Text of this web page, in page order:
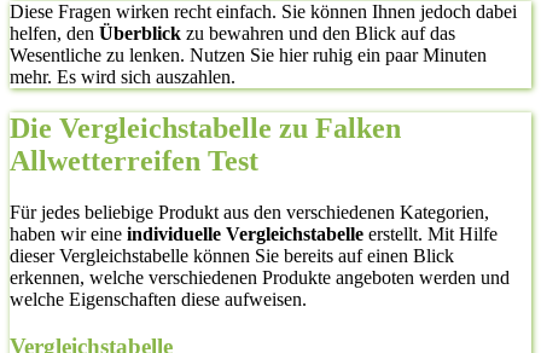
Diese Fragen wirken recht einfach. Sie können Ihnen jedoch dabei
helfen, den Überblick zu bewahren und den Blick auf das
Wesentliche zu lenken. Nutzen Sie hier ruhig ein paar Minuten
mehr. Es wird sich auszahlen.
Die Vergleichstabelle zu Falken
Allwetterreifen Test
Für jedes beliebige Produkt aus den verschiedenen Kategorien,
haben wir eine individuelle Vergleichstabelle erstellt. Mit Hilfe
dieser Vergleichstabelle können Sie bereits auf einen Blick
erkennen, welche verschiedenen Produkte angeboten werden und
welche Eigenschaften diese aufweisen.
Vergleichstabelle